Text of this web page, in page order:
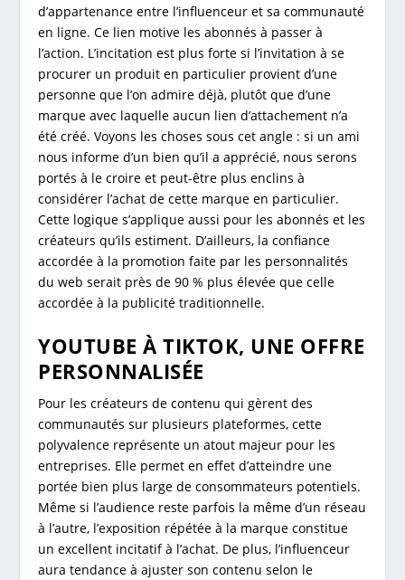
d’appartenance entre l’influenceur et sa communauté
en ligne. Ce lien motive les abonnés à passer à
l’action. L’incitation est plus forte si l’invitation à se
procurer un produit en particulier provient d’une
personne que l’on admire déjà, plutôt que d’une
marque avec laquelle aucun lien d’attachement n’a
été créé. Voyons les choses sous cet angle : si un ami
nous informe d’un bien qu’il a apprécié, nous serons
portés à le croire et peut-être plus enclins à
considérer l’achat de cette marque en particulier.
Cette logique s’applique aussi pour les abonnés et les
créateurs qu’ils estiment. D’ailleurs, la confiance
accordée à la promotion faite par les personnalités
du web serait près de 90 % plus élevée que celle
accordée à la publicité traditionnelle.
YOUTUBE À TIKTOK, UNE OFFRE
PERSONNALISÉE
Pour les créateurs de contenu qui gèrent des
communautés sur plusieurs plateformes, cette
polyvalence représente un atout majeur pour les
entreprises. Elle permet en effet d’atteindre une
portée bien plus large de consommateurs potentiels.
Même si l’audience reste parfois la même d’un réseau
à l’autre, l’exposition répétée à la marque constitue
un excellent incitatif à l’achat. De plus, l’influenceur
aura tendance à ajuster son contenu selon le